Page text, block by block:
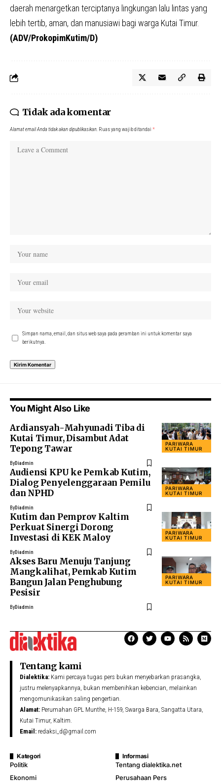
daerah menargetkan terciptanya lingkungan lalu lintas yang
lebih tertib, aman, dan manusiawi bagi warga Kutai Timur.
(ADV/ProkopimKutim/D)
Tidak ada komentar
Alamat email Anda tidak akan dipublikasikan. Ruas yang wajib ditandai *
Simpan nama, email, dan situs web saya pada peramban ini untuk komentar saya
berikutnya.
You Might Also Like
PARIWARA
KUTAI TIMUR
Ardiansyah-Mahyunadi Tiba di
Kutai Timur, Disambut Adat
Tepong Tawar
ByDiadmin
PARIWARA
KUTAI TIMUR
Audiensi KPU ke Pemkab Kutim,
Dialog Penyelenggaraan Pemilu
dan NPHD
ByDiadmin
PARIWARA
KUTAI TIMUR
Kutim dan Pemprov Kaltim
Perkuat Sinergi Dorong
Investasi di KEK Maloy
ByDiadmin
PARIWARA
KUTAI TIMUR
Akses Baru Menuju Tanjung
Mangkalihat, Pemkab Kutim
Bangun Jalan Penghubung
Pesisir
ByDiadmin
Tentang kami
Dialektika: Kami percaya tugas pers bukan menyebarkan prasangka,
justru melenyapkannya, bukan membenihkan kebencian, melainkan
mengomunikasikan saling pengertian.
Alamat: Perumahan GPL Munthe, H-159, Swarga Bara, Sangatta Utara,
Kutai Timur, Kaltim.
Email: redaksi_d@gmail.com
Kategori
Politik
Ekonomi
Informasi
Tentang dialektika.net
Perusahaan Pers